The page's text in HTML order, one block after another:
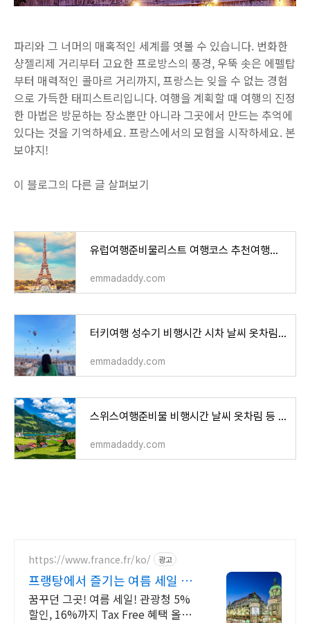
파리와 그 너머의 매혹적인 세계를 엿볼 수 있습니다. 번화한
샹젤리제 거리부터 고요한 프로방스의 풍경, 우뚝 솟은 에펠탑
부터 매력적인 콜마르 거리까지, 프랑스는 잊을 수 없는 경험
으로 가득한 태피스트리입니다. 여행을 계획할 때 여행의 진정
한 마법은 방문하는 장소뿐만 아니라 그곳에서 만드는 추억에
있다는 것을 기억하세요. 프랑스에서의 모험을 시작하세요. 본
보야지!
이 블로그의 다른 글 살펴보기
유럽여행준비물리스트 여행코스 추천여행지 등 기초가이드
emmadaddy.com
터키여행 성수기 비행시간 시차 날씨 옷차림 등 100% 완벽가이드
emmadaddy.com
스위스여행준비물 비행시간 날씨 옷차림 등 완벽가이드
emmadaddy.com
https://www.france.fr/ko/ 광고
프랭탕에서 즐기는 여름 세일 무
료 에펠탑뷰 테라스
꿈꾸던 그곳! 여름 세일! 관광청 5%
할인, 16%까지 Tax Free 혜택 올해